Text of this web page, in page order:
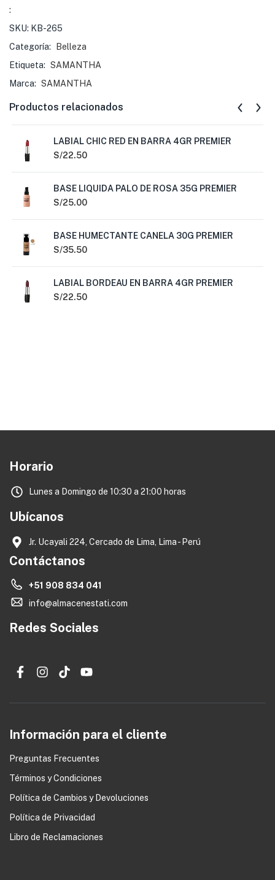
:
SKU: KB-265
Categoría:
Belleza
Etiqueta: SAMANTHA
Marca: SAMANTHA
Productos relacionados
LABIAL CHIC RED EN BARRA 4GR PREMIER
S/22.50
BASE LIQUIDA PALO DE ROSA 35G PREMIER
S/25.00
BASE HUMECTANTE CANELA 30G PREMIER
S/35.50
LABIAL BORDEAU EN BARRA 4GR PREMIER
S/22.50
Horario
Lunes a Domingo de 10:30 a 21:00 horas
Ubícanos
Jr. Ucayali 224, Cercado de Lima, Lima - Perú
Contáctanos
+51 908 834 041
info@almacenestati.com
Redes Sociales
Información para el cliente
Preguntas Frecuentes
Términos y Condiciones
Política de Cambios y Devoluciones
Política de Privacidad
Libro de Reclamaciones